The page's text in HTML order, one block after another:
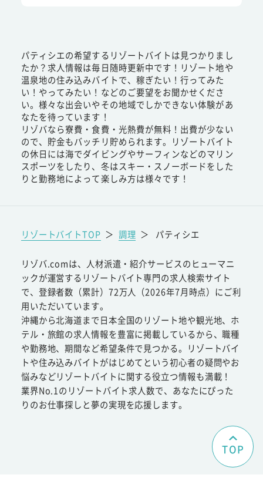
パティシエの希望するリゾートバイトは見つかりまし
たか？求人情報は毎日随時更新中です！リゾート地や
温泉地の住み込みバイトで、稼ぎたい！行ってみた
い！やってみたい！などのご要望をお聞かせくださ
い。様々な出会いやその地域でしかできない体験があ
なたを待っています！
リゾバなら寮費・食費・光熱費が無料！出費が少ない
ので、貯金もバッチリ貯められます。リゾートバイト
の休日には海でダイビングやサーフィンなどのマリン
スポーツをしたり、冬はスキー・スノーボードをした
りと勤務地によって楽しみ方は様々です！
リゾートバイトTOP ＞ 調理 ＞ パティシエ
リゾバ.comは、人材派遣・紹介サービスのヒューマニ
ックが運営するリゾートバイト専門の求人検索サイト
で、登録者数（累計）72万人（2026年7月時点）にご利
用いただいています。
沖縄から北海道まで日本全国のリゾート地や観光地、ホ
テル・旅館の求人情報を豊富に掲載しているから、職種
や勤務地、期間など希望条件で見つかる。リゾートバイ
トや住み込みバイトがはじめてという初心者の疑問やお
悩みなどリゾートバイトに関する役立つ情報も満載！
業界No.1のリゾートバイト求人数で、あなたにぴった
りのお仕事探しと夢の実現を応援します。
TOP